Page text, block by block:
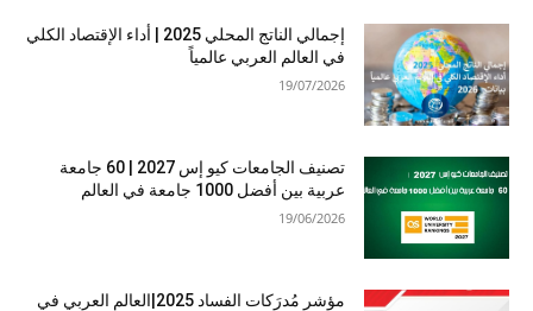
إجمالي الناتج المحلي 2025 | أداء الإقتصاد الكلي
في العالم العربي عالمياً
19/07/2026
تصنيف الجامعات كيو إس 2027 | 60 جامعة
عربية بين أفضل 1000 جامعة في العالم
19/06/2026
مؤشر مُدرَكات الفساد 2025|العالم العربي في